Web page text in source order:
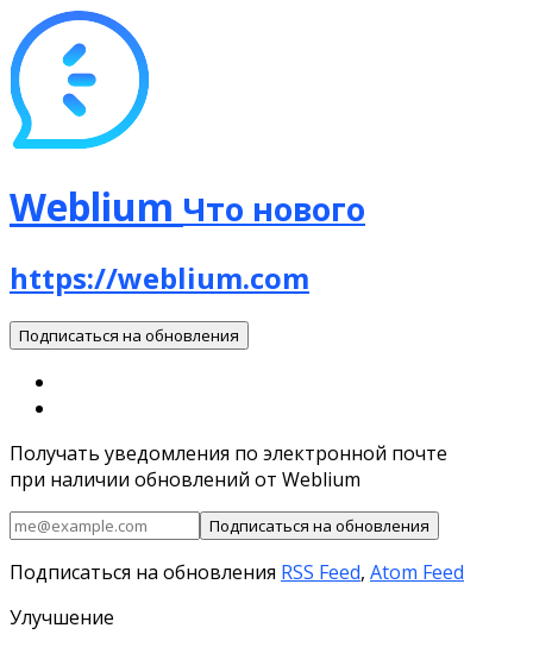
Weblium Что нового
https://weblium.com
Подписаться на обновления
Получать уведомления по электронной почте
при наличии обновлений от Weblium
Подписаться на обновления RSS Feed, Atom Feed
Улучшение